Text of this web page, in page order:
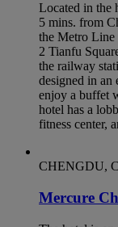
Located in the
5 mins. from
the Metro Line
2 Tianfu
the railway
designed in an
enjoy a buffet
hotel has a
fitness center,
CHENGDU,
Mercure